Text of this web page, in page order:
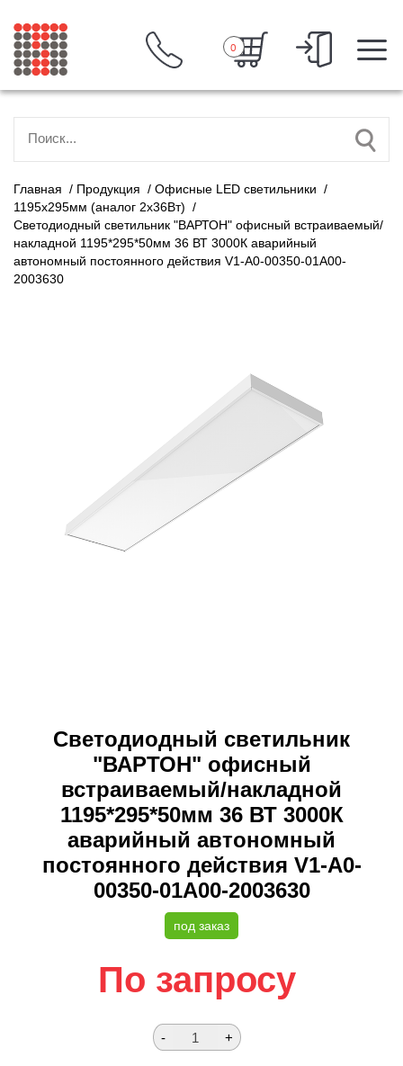
0
Главная / Продукция / Офисные LED светильники /
1195х295мм (аналог 2х36Вт) /
Светодиодный светильник "ВАРТОН" офисный встраиваемый/
накладной 1195*295*50мм 36 ВТ 3000К аварийный
автономный постоянного действия V1-A0-00350-01A00-
2003630
Светодиодный светильник
"ВАРТОН" офисный
встраиваемый/накладной
1195*295*50мм 36 ВТ 3000К
аварийный автономный
постоянного действия V1-A0-
00350-01A00-2003630
под заказ
По запросу